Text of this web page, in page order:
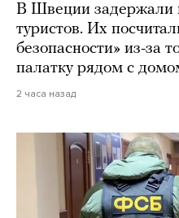
В Швеции задержали
туристов. Их
безопасности» из-за
палатку рядом с
2 часа назад